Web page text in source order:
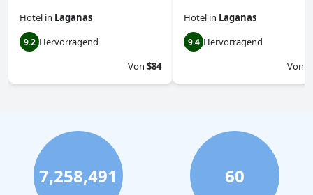
Hotel in Laganas
9.2 Hervorragend
Von $84
Hotel in Laganas
9.4 Hervorragend
Von
7,258,491 60